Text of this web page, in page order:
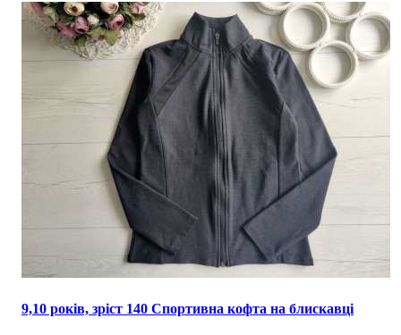
9,10 років, зріст 140 Спортивна кофта на блискавці